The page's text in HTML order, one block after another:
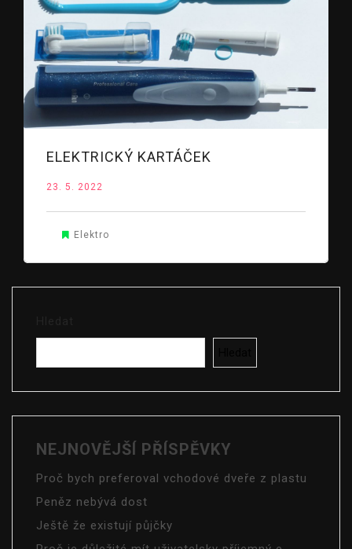
ELEKTRICKÝ KARTÁČEK
23. 5. 2022
Elektro
NEJNOVĚJŠÍ PŘÍSPĚVKY
Proč bych preferoval vchodové dveře z plastu
Peněz nebývá dost
Ještě že existují půjčky